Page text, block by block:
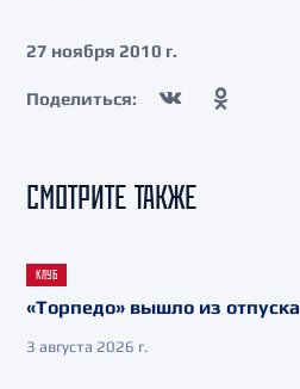
27 ноября 2010 г.
Поделиться:
СМОТРИТЕ ТАКЖЕ
КЛУБ
«Торпедо» вышло из отпуска
3 августа 2026 г.